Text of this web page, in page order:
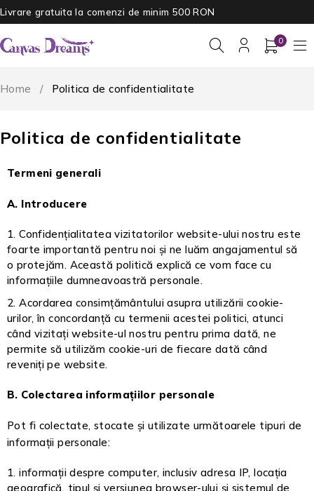
Livrare gratuita la comenzi de minim 500 RON
0
Politica de confidentialitate
Home / Politica de confidentialitate
Termeni generali
A. Introducere
Confidențialitatea vizitatorilor website-ului nostru este
foarte importantă pentru noi și ne luăm angajamentul să
o protejăm. Această politică explică ce vom face cu
informațiile dumneavoastră personale.
Acordarea consimțământului asupra utilizării cookie-
urilor, în concordanță cu termenii acestei politici, atunci
când vizitați website-ul nostru pentru prima dată, ne
permite să utilizăm cookie-uri de fiecare dată când
reveniți pe website.
B. Colectarea informațiilor personale
Pot fi colectate, stocate și utilizate următoarele tipuri de
informații personale:
informații despre computer, inclusiv adresa IP, locația
geografică, tipul și versiunea browser-ului și sistemul de